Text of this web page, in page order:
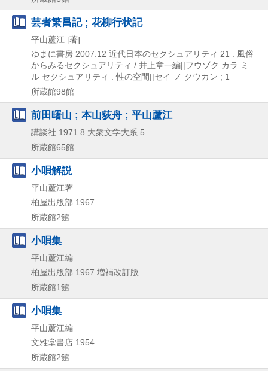
芸者繁昌記 ; 花柳行状記
平山蘆江 [著]
ゆまに書房 2007.12 近代日本のセクシュアリティ 21 . 風俗
からみるセクシュアリティ / 井上章一編||フウゾク カラ ミ
ル セクシュアリティ . 性の空間||セイ ノ クウカン ; 1
所蔵館98館
前田曙山 ; 本山荻舟 ; 平山蘆江
講談社 1971.8 大衆文学大系 5
所蔵館65館
小唄解説
平山蘆江著
柏屋出版部 1967
所蔵館2館
小唄集
平山蘆江編
柏屋出版部 1967 増補改訂版
所蔵館1館
小唄集
平山蘆江編
文雅堂書店 1954
所蔵館2館